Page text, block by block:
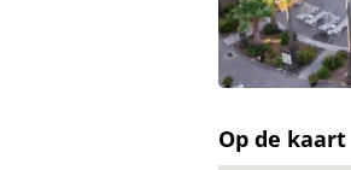
Op de kaart